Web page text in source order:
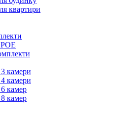
квартири
камери
камери
камер
камер